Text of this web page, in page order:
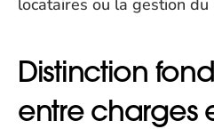
locataires ou la gestion du
Distinction
entre charges